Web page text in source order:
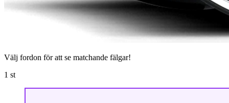
Välj fordon för att se matchande fälgar!
1 st